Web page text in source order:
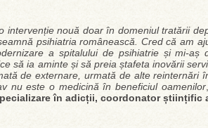
intervenție nouă doar în domeniul tratării
psihiatria românească. Cred că am
a spitalului de psihiatrie și mi-aș
să ia aminte și să preia ștafeta inovării
de externare, urmată de alte reinternări
nu este o medicină în beneficiul oamenilor
în adicții, coordonator științific